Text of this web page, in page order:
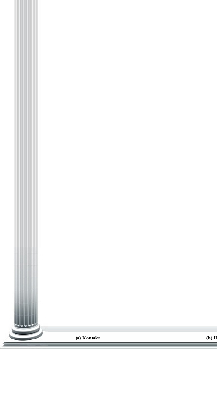
(a) Kontakt (b)